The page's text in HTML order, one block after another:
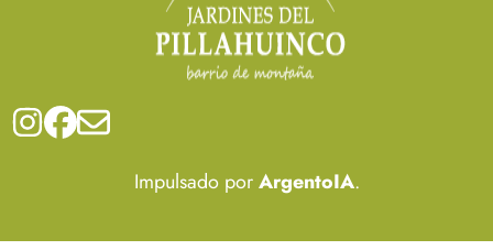
Impulsado porArgentoIA.